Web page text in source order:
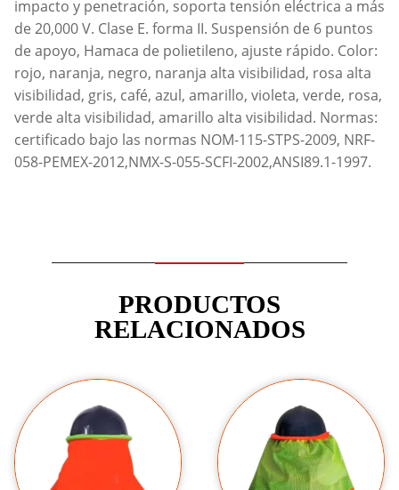
impacto y penetración, soporta tensión eléctrica a más
de 20,000 V. Clase E. forma II. Suspensión de 6 puntos
de apoyo, Hamaca de polietileno, ajuste rápido. Color:
rojo, naranja, negro, naranja alta visibilidad, rosa alta
visibilidad, gris, café, azul, amarillo, violeta, verde, rosa,
verde alta visibilidad, amarillo alta visibilidad. Normas:
certificado bajo las normas NOM-115-STPS-2009, NRF-
058-PEMEX-2012,NMX-S-055-SCFI-2002,ANSI89.1-1997.
PRODUCTOS
RELACIONADOS